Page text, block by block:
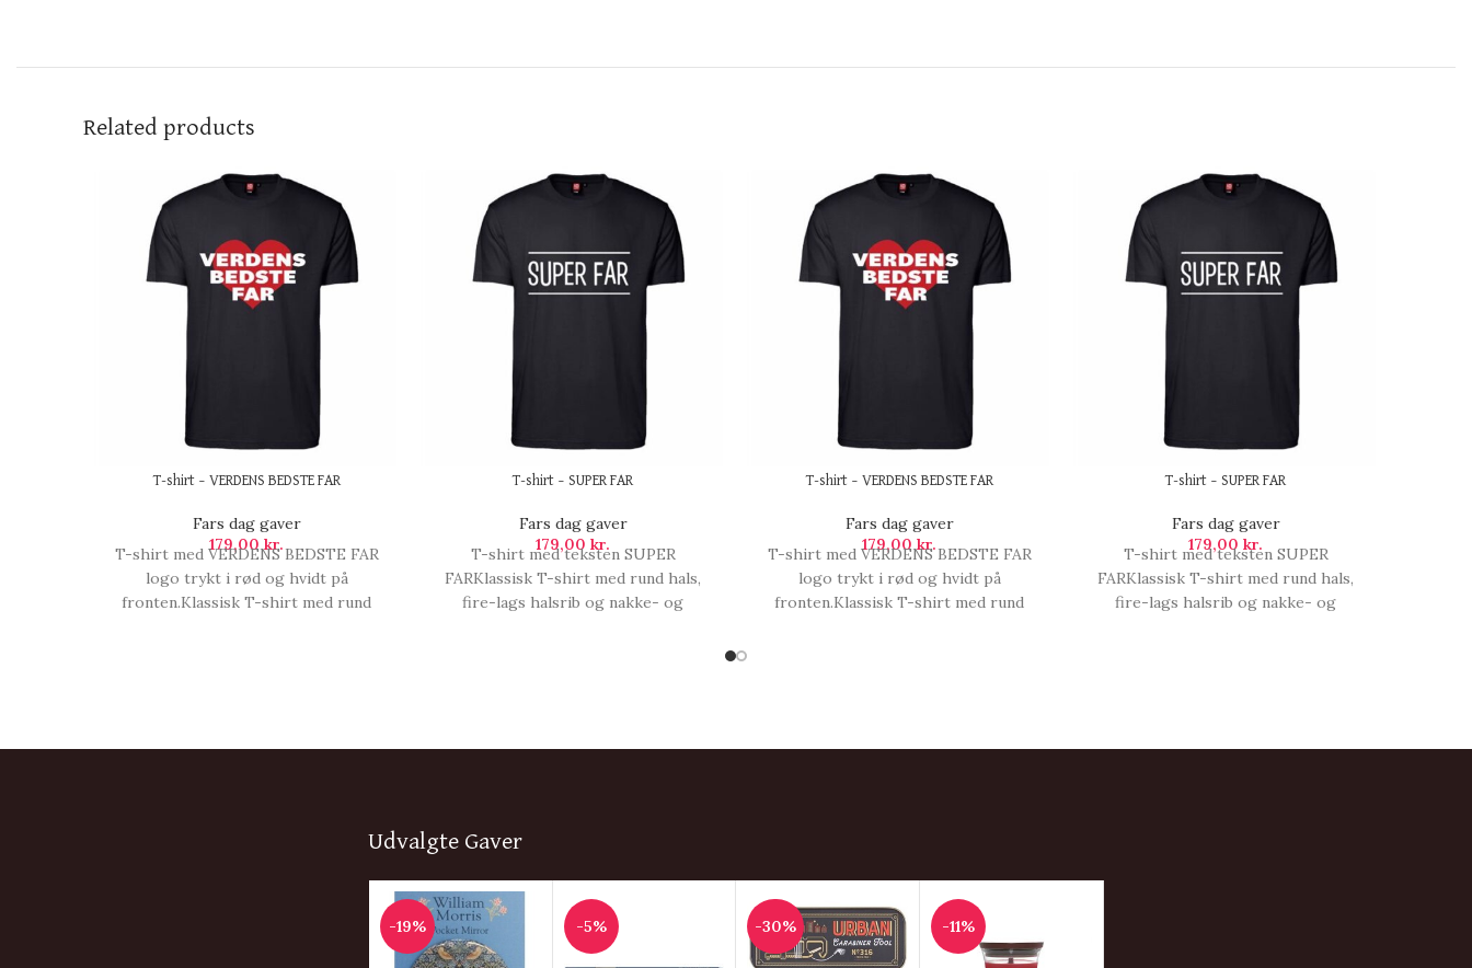
Related products
T-shirt – VERDENS BEDSTE FAR
Fars dag gaver
179,00kr.
T-shirt med VERDENS BEDSTE FAR
logo trykt i rød og hvidt på
fronten.Klassisk T-shirt med rund
BEDSTE FAR.
T-shirt – SUPER FAR
Fars dag gaver
179,00 kr.
T-shirt med teksten SUPER
FARKlassisk T-shirt med rund hals,
fire-lags halsrib og nakke- og
FAR.
T-shirt – VERDENS BEDSTE FAR
Fars dag gaver
179,00kr.
T-shirt med VERDENS BEDSTE FAR
logo trykt i rød og hvidt på
fronten.Klassisk T-shirt med rund
BEDSTE FAR.
T-shirt – SUPER FAR
Fars dag gaver
179,00 kr.
T-shirt med teksten SUPER
FARKlassisk T-shirt med rund hals,
fire-lags halsrib og nakke- og
FAR.
Udvalgte Gaver
-19% -5% -30% -11%